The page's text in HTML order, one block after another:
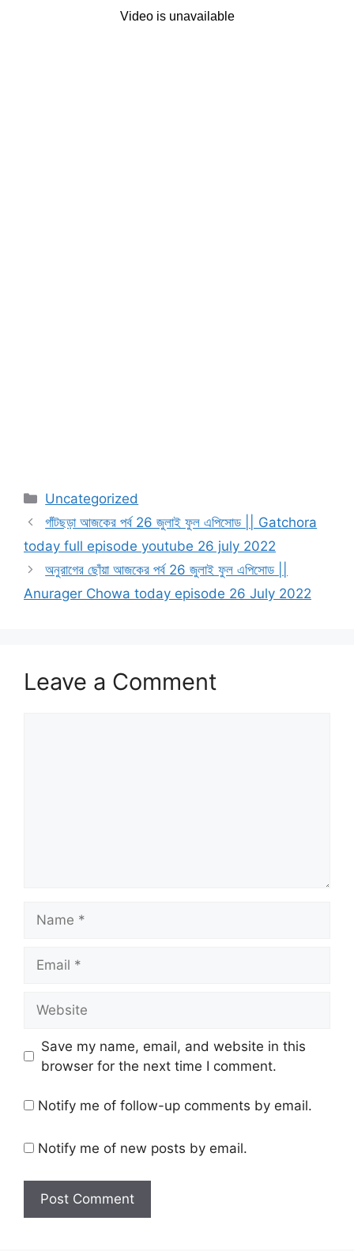
Categories
Uncategorized
গাঁটছড়া আজকের পর্ব 26 জুলাই ফুল এপিসোড || Gatchora
today full episode youtube 26 july 2022
অনুরাগের ছোঁয়া আজকের পর্ব 26 জুলাই ফুল এপিসোড ||
Anurager Chowa today episode 26 July 2022
Leave a Comment
Save my name, email, and website in this
browser for the next time I comment.
Notify me of follow-up comments by email.
Notify me of new posts by email.